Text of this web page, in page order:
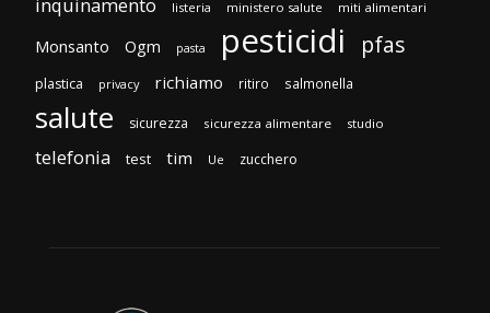
inquinamento listeria ministero salute miti alimentari
Monsanto Ogm pasta pesticidi pfas
plastica privacy richiamo ritiro salmonella
salute sicurezza sicurezza alimentare studio
telefonia test tim Ue zucchero